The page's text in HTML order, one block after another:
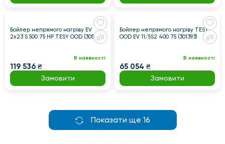
Бойлер непрямого нагріву EV
2x23 S 500 75 HP TESY OOD (305231)
В наявності
119 536 ₴
Замовити
Бойлер непрямого нагріву TESY
OOD EV 11/5S2 400 75 (301393)
В наявності
65 054 ₴
Замовити
Показати ще 16